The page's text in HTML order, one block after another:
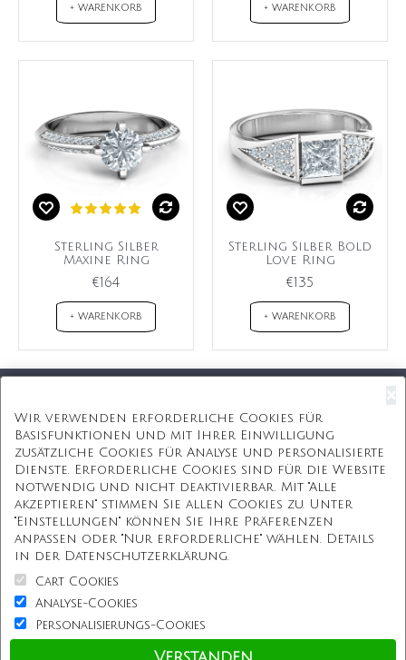
+ WARENKORB + WARENKORB
Sterling Silber
Maxine Ring
€164
+ WARENKORB
Sterling Silber Bold
Love Ring
€135
+ WARENKORB
Kostenlose Geschenkbox
Kostenlose Gravur
Unbegrenzte Redesign
ÜBER UNS
Information
Kundenservice
Wir verwenden erforderliche Cookies für
Basisfunktionen und mit Ihrer Einwilligung
zusätzliche Cookies für Analyse und personalisierte
Dienste. Erforderliche Cookies sind für die Website
notwendig und nicht deaktivierbar. Mit "Alle
akzeptieren" stimmen Sie allen Cookies zu. Unter
"Einstellungen" können Sie Ihre Präferenzen
anpassen oder "Nur erforderliche" wählen. Details
in der Datenschutzerklärung.
Cart Cookies
Analyse-Cookies
Personalisierungs-Cookies